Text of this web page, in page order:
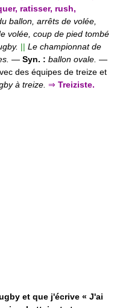
ratisser, rush,
ballon, arrêts de volée,
volée, coup de pied tombé
|| Le championnat de
— Syn. : ballon ovale. —
des équipes de treize et
à treize. ⇒ Treiziste.
et que j'écrive « J'ai